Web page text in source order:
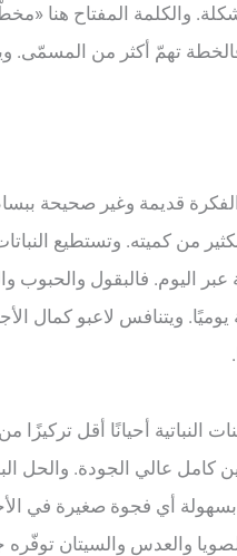
والكلمة المفتاح هنا
تهمّ أكثر من المسمّى.
قديمة وغير صحيحة
من كميته. وتستطيع
اليوم. فالبقول والحبوب
يوميًا. ويتنافس لاعبو كمال
النباتية أحيانًا أقل تركيزًا
كامل عالي الجودة. والحل
أي فجوة صغيرة في
والعدس والسيتان توفّره